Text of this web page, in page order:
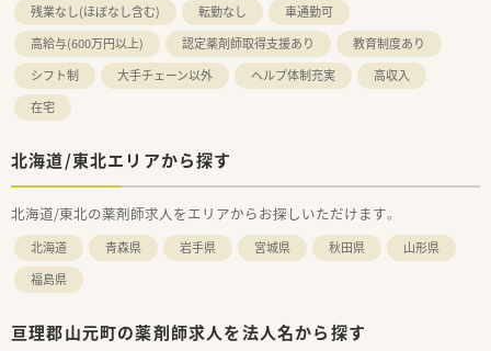
残業なし(ほぼなし含む)
転勤なし
車通勤可
高給与(600万円以上)
認定薬剤師取得支援あり
教育制度あり
シフト制
大手チェーン以外 ヘルプ体制充実
高収入
在宅
北海道/東北エリアから探す
北海道/東北の薬剤師求人をエリアからお探しいただけます。
北海道 青森県 岩手県 宮城県 秋田県
山形県
福島県
亘理郡山元町の薬剤師求人を法人名から探す